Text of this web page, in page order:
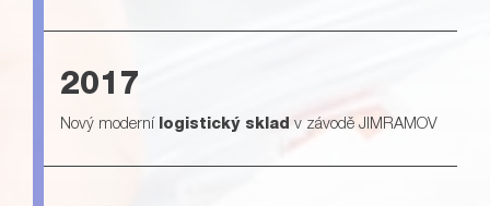
2017
Nový moderní logistický sklad v závodě JIMRAMOV